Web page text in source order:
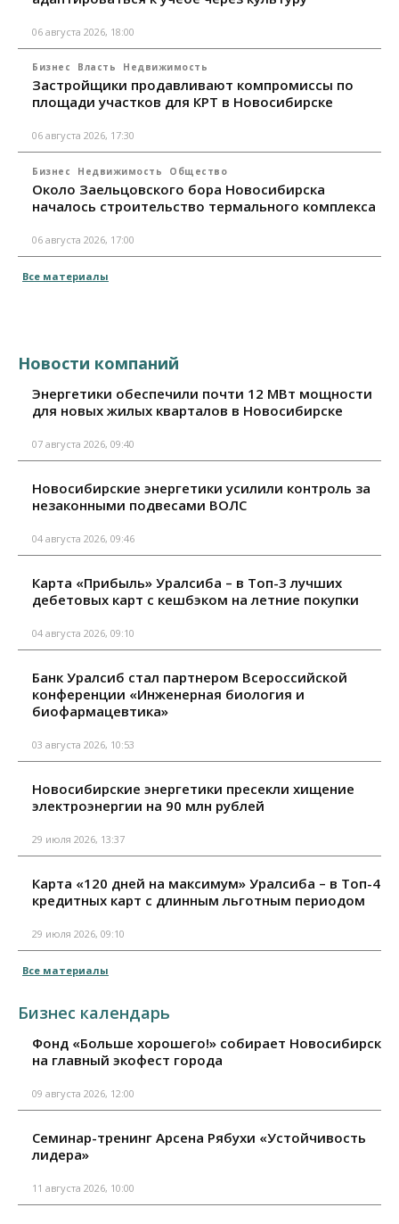
06 августа 2026, 18:00
Бизнес Власть Недвижимость
Застройщики продавливают компромиссы по
площади участков для КРТ в Новосибирске
06 августа 2026, 17:30
Бизнес Недвижимость Общество
Около Заельцовского бора Новосибирска
началось строительство термального комплекса
06 августа 2026, 17:00
Все материалы
Новости компаний
Энергетики обеспечили почти 12 МВт мощности
для новых жилых кварталов в Новосибирске
07 августа 2026, 09:40
Новосибирские энергетики усилили контроль за
незаконными подвесами ВОЛС
04 августа 2026, 09:46
Карта «Прибыль» Уралсиба – в Топ-3 лучших
дебетовых карт с кешбэком на летние покупки
04 августа 2026, 09:10
Банк Уралсиб стал партнером Всероссийской
конференции «Инженерная биология и
биофармацевтика»
03 августа 2026, 10:53
Новосибирские энергетики пресекли хищение
электроэнергии на 90 млн рублей
29 июля 2026, 13:37
Карта «120 дней на максимум» Уралсиба – в Топ-4
кредитных карт с длинным льготным периодом
29 июля 2026, 09:10
Все материалы
Бизнес календарь
Фонд «Больше хорошего!» собирает Новосибирск
на главный экофест города
09 августа 2026, 12:00
Семинар-тренинг Арсена Рябухи «Устойчивость
лидера»
11 августа 2026, 10:00